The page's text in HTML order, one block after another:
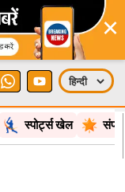
×
स्पोर्ट्स खेल